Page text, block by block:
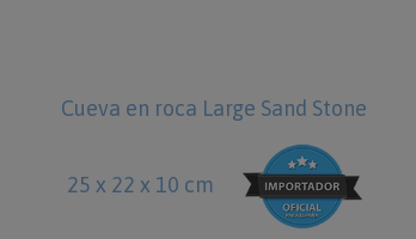
Cueva en roca Large Sand Stone
25 x 22 x 10 cm